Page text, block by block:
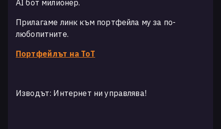
AI бот милионер.
Прилагаме линк към портфейла му за по-
любопитните.
Портфейлът на ТоТ
Изводът: Интернет ни управлява!